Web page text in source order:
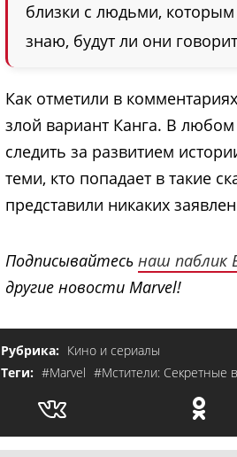
близки с людьми,
знаю, будут ли они
Как отметили в
злой вариант Канга. В
следить за развитием
теми, кто попадает в такие
представили никаких
Подписывайтесь наш паблик
другие новости Marvel!
Рубрика: Кино и сериалы
Теги: #Marvel #Мстители: Секретные